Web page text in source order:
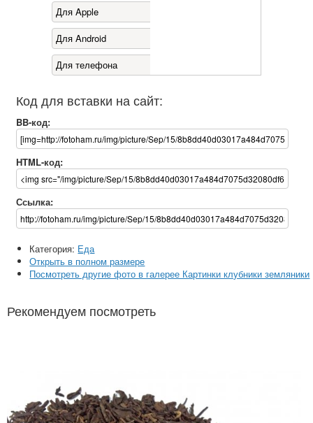
Для Apple
Для Android
Для телефона
Код для вставки на сайт:
BB-код:
HTML-код:
Ссылка:
Категория: Еда
Открыть в полном размере
Посмотреть другие фото в галерее Картинки клубники земляники
Рекомендуем посмотреть